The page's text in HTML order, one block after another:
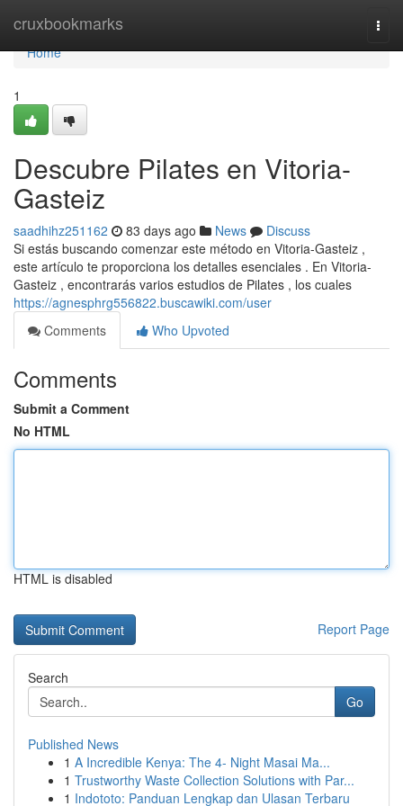
cruxbookmarks
Home
Home
1
Descubre Pilates en Vitoria-
Gasteiz
saadhihz251162 83 days ago News
Discuss
Si estás buscando comenzar este método en Vitoria-Gasteiz ,
este artículo te proporciona los detalles esenciales . En Vitoria-
Gasteiz , encontrarás varios estudios de Pilates , los cuales
https://agnesphrg556822.buscawiki.com/user
Comments
Who Upvoted
Comments
Submit a Comment
No HTML
HTML is disabled
Report Page
Search
Go
Published News
1 A Incredible Kenya: The 4- Night Masai Ma...
1 Trustworthy Waste Collection Solutions with Par...
1 Indototo: Panduan Lengkap dan Ulasan Terbaru